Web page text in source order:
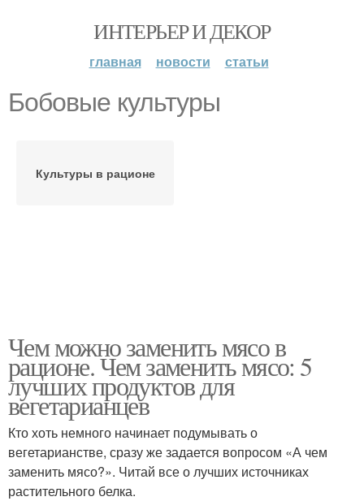
ИНТЕРЬЕР И ДЕКОР
главная новости статьи
Бобовые культуры
Культуры в рационе
Чем можно заменить мясо в
рационе. Чем заменить мясо: 5
лучших продуктов для
вегетарианцев
Кто хоть немного начинает подумывать о
вегетарианстве, сразу же задается вопросом «А чем
заменить мясо?». Читай все о лучших источниках
растительного белка.